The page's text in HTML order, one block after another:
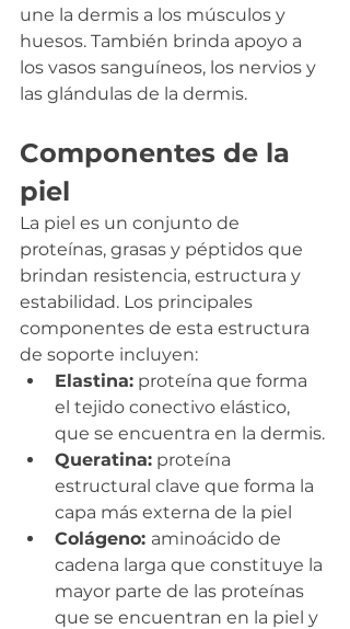
une la dermis a los músculos y
huesos. También brinda apoyo a
los vasos sanguíneos, los nervios y
las glándulas de la dermis.
Componentes de la
piel
La piel es un conjunto de
proteínas, grasas y péptidos que
brindan resistencia, estructura y
estabilidad. Los principales
componentes de esta estructura
de soporte incluyen:
Elastina: proteína que forma
el tejido conectivo elástico,
que se encuentra en la dermis.
Queratina: proteína
estructural clave que forma la
capa más externa de la piel
Colágeno: aminoácido de
cadena larga que constituye la
mayor parte de las proteínas
que se encuentran en la piel y